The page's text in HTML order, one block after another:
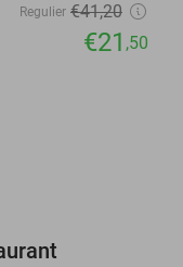
Regulier €41,20
€21 ,50